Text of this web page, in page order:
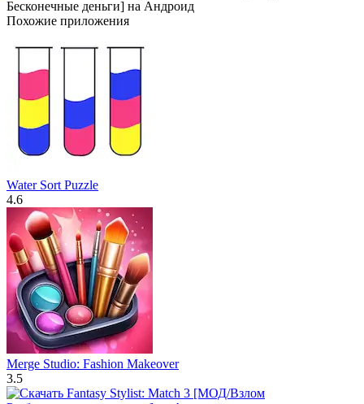
Похожие приложения
Water Sort Puzzle
4.6
Merge Studio: Fashion Makeover
3.5